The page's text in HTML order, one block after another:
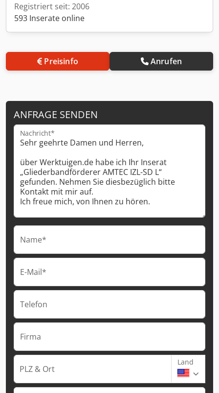
Registriert seit: 2006
593 Inserate online
Preisinfo Anrufen
ANFRAGE SENDEN
Nachricht*
Name*
E-Mail*
Telefon
Firma
PLZ & Ort
Land